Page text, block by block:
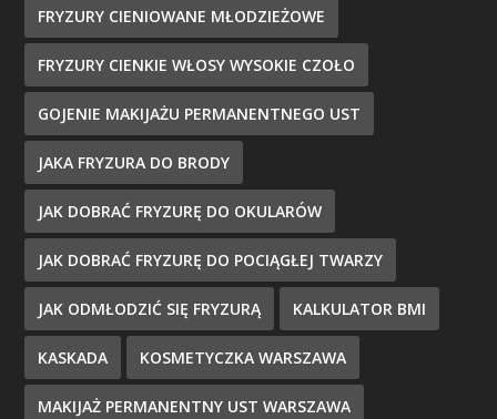
FRYZURY CIENIOWANE MŁODZIEŻOWE
FRYZURY CIENKIE WŁOSY WYSOKIE CZOŁO
GOJENIE MAKIJAŻU PERMANENTNEGO UST
JAKA FRYZURA DO BRODY
JAK DOBRAĆ FRYZURĘ DO OKULARÓW
JAK DOBRAĆ FRYZURĘ DO POCIĄGŁEJ TWARZY
JAK ODMŁODZIĆ SIĘ FRYZURĄ KALKULATOR BMI
KASKADA KOSMETYCZKA WARSZAWA
MAKIJAŻ PERMANENTNY UST WARSZAWA